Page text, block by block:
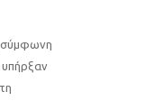
σύμφωνη
υπήρξαν